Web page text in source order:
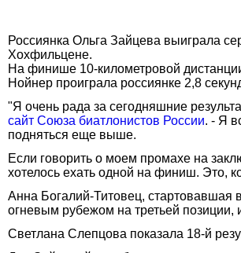
Россиянка Ольга Зайцева выиграла
Хохфильцене.
На финише 10-километровой
Нойнер проиграла россиянке 2,8
"Я очень рада за сегодняшние
сайт Союза биатлонистов России. - Я
подняться еще выше.
Если говорить о моем промахе на
хотелось ехать одной на финиш. Это,
Анна Богалий-Титовец, стартовавшая
огневым рубежом на третьей позиции,
Светлана Слепцова показала 18-й